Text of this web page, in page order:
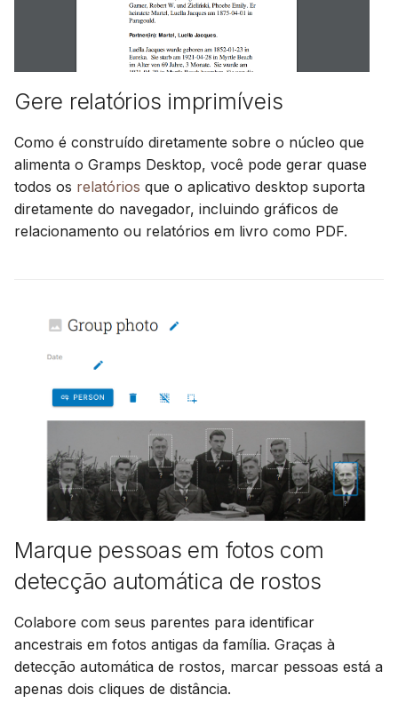
Gere relatórios imprimíveis
Como é construído diretamente sobre o núcleo que
alimenta o Gramps Desktop, você pode gerar quase
todos os relatórios que o aplicativo desktop suporta
diretamente do navegador, incluindo gráficos de
relacionamento ou relatórios em livro como PDF.
Marque pessoas em fotos com
detecção automática de rostos
Colabore com seus parentes para identificar
ancestrais em fotos antigas da família. Graças à
detecção automática de rostos, marcar pessoas está a
apenas dois cliques de distância.